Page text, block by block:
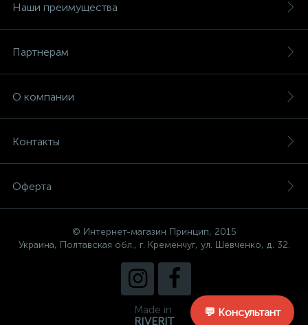
Наши преимущества
Партнерам
О компании
Контакты
Оферта
© Интернет-магазин Принцип, 2015
Украина, Полтавская обл., г. Кременчуг, ул. Шевченко, д. 32.
Made in
RIVERIT
💬 Консультант